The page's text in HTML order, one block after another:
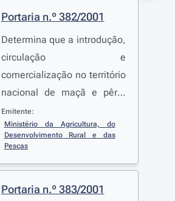
Portaria n.º 382/2001
Determina que a introdução,
circulação e
comercialização no território
nacional de maçã e pêra,
provenientes de qualquer
Estado membro, em
embalagens que
contenham, para além dos
ramos de macieira e pereira,
Emitente:
Ministério da Agricultura, do
Desenvolvimento Rural e das
Pescas
Portaria n.º 383/2001